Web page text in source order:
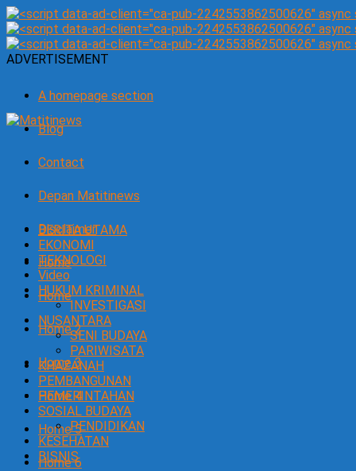
ADVERTISEMENT
A homepage section
Blog
Contact
Depan Matitinews
Disclaimer
Home
Home
Home 2
Home 3
Home 4
Home 5
Home 6
BERITA UTAMA
EKONOMI
TEKNOLOGI
Video
HUKUM KRIMINAL
INVESTIGASI
NUSANTARA
SENI BUDAYA
PARIWISATA
KHAZANAH
PEMBANGUNAN
PEMERINTAHAN
SOSIAL BUDAYA
PENDIDIKAN
KESEHATAN
BISNIS